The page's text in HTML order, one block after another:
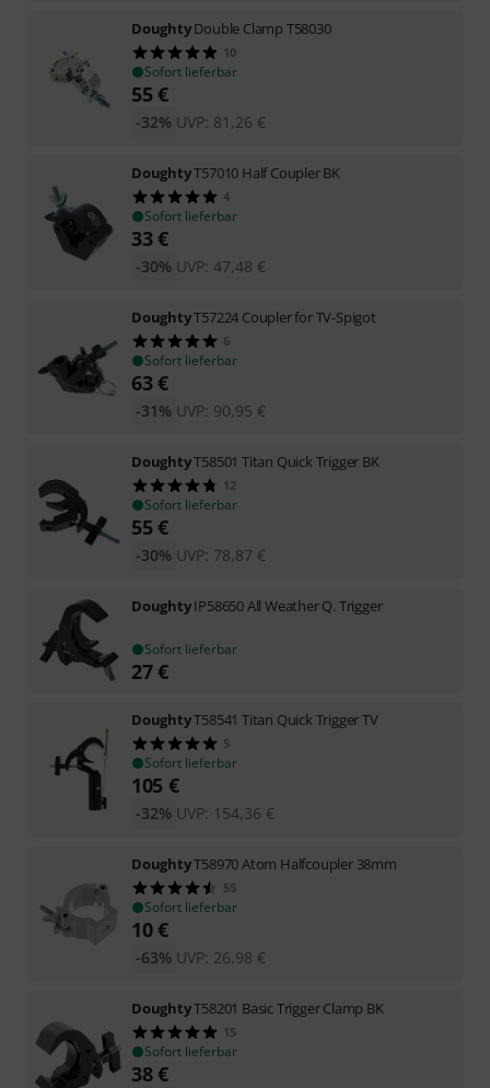
DoughtyDouble Clamp T58030
10
Sofort lieferbar
55€
UVP: 81,26 €
-32%
DoughtyT57010 Half Coupler BK
4
Sofort lieferbar
33€
UVP: 47,48 €
-30%
DoughtyT57224 Coupler for TV-Spigot
6
Sofort lieferbar
63€
UVP: 90,95 €
-31%
DoughtyT58501 Titan Quick Trigger BK
12
Sofort lieferbar
55€
UVP: 78,87 €
-30%
DoughtyIP58650 All Weather Q. Trigger
Sofort lieferbar
27€
DoughtyT58541 Titan Quick Trigger TV
5
Sofort lieferbar
105 €
UVP: 154,36 €
-32%
DoughtyT58970 Atom Halfcoupler 38mm
55
Sofort lieferbar
10€
UVP: 26,98 €
-63%
DoughtyT58201 Basic Trigger Clamp BK
15
Sofort lieferbar
38€